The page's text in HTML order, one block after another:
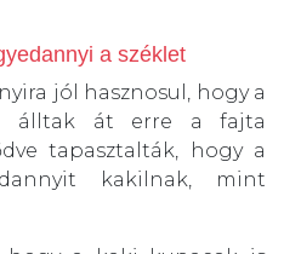
a széklet
jól hasznosul, hogy a
álltak át erre a fajta
tapasztalták, hogy a
kakilnak, mint